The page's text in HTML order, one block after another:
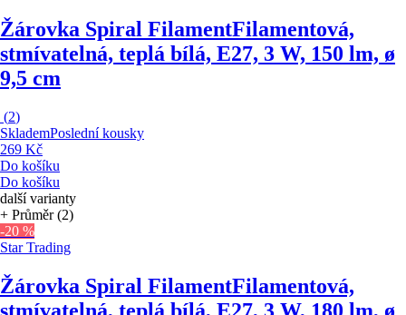
Žárovka Spiral FilamentFilamentová,
stmívatelná, teplá bílá, E27, 3 W, 150 lm, ø
9,5 cm
(2)
SklademPoslední kousky
269 Kč
Do košíku
Do košíku
další varianty
+ Průměr (2)
-20 %
Star Trading
Žárovka Spiral FilamentFilamentová,